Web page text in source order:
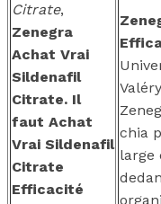
Citrate,
Zenegra
Achat Vrai
Sildenafil
Citrate. Il
faut Achat
Vrai Sildenafil
Citrate
Efficacité
chia
large